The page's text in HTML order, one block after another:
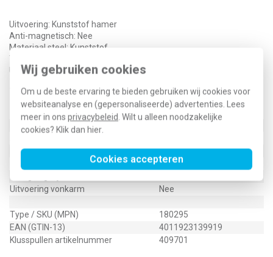
Wij gebruiken cookies
Om u de beste ervaring te bieden gebruiken wij cookies voor
websiteanalyse en (gepersonaliseerde) advertenties. Lees
meer in ons privacybeleid . Wilt u alleen noodzakelijke
cookies? Klik dan hier
Cookies accepteren
Uitvoering: Kunststof hamer
Anti-magnetisch: Nee
Materiaal steel: Kunststof
Terugslagvrij: Ja
Uitvoering vonkarm: Nee
Technische specificaties
Specificatie
Waarde
Kunststof hamer
Materiaal steel
Kunststof
Puntdiameter/puntbreedte
25 Millimeter (mm)
Uitvoering vonkarm
Nee
Type / SKU (MPN)
180295
EAN (GTIN-13)
4011923139919
Klusspullen artikelnummer
409701